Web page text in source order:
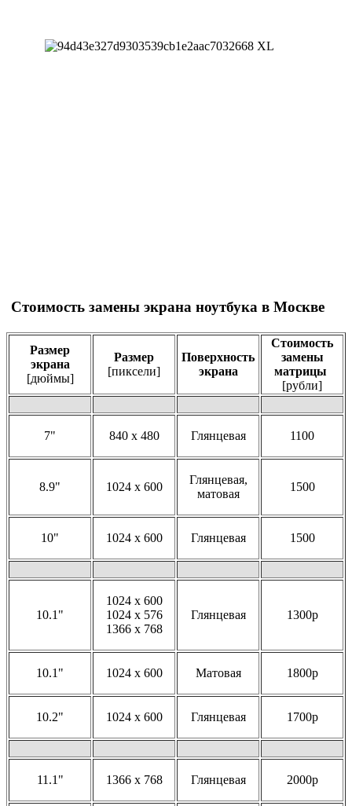
Стоимость замены экрана ноутбука в Москве
Размер
экрана
[дюймы]
Размер
[пиксели]
Поверхность
экрана
Стоимость
замены
матрицы
[рубли]
7" 840 x 480 Глянцевая 1100
8.9" 1024 x 600
Глянцевая,
матовая
1500
10" 1024 x 600 Глянцевая 1500
10.1"
1024 x 600
1024 x 576
1366 x 768
Глянцевая 1300р
10.1" 1024 x 600 Матовая 1800р
10.2" 1024 x 600 Глянцевая 1700р
11.1" 1366 x 768 Глянцевая 2000р